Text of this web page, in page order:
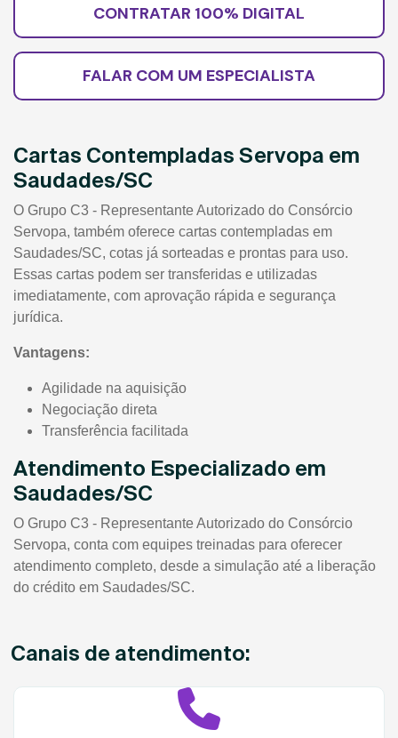
CONTRATAR 100% DIGITAL
FALAR COM UM ESPECIALISTA
Cartas Contempladas Servopa em
Saudades/SC
O Grupo C3 - Representante Autorizado do Consórcio
Servopa, também oferece cartas contempladas em
Saudades/SC, cotas já sorteadas e prontas para uso.
Essas cartas podem ser transferidas e utilizadas
imediatamente, com aprovação rápida e segurança
jurídica.
Vantagens:
Agilidade na aquisição
Negociação direta
Transferência facilitada
Atendimento Especializado em
Saudades/SC
O Grupo C3 - Representante Autorizado do Consórcio
Servopa, conta com equipes treinadas para oferecer
atendimento completo, desde a simulação até a liberação
do crédito em Saudades/SC.
Canais de atendimento: